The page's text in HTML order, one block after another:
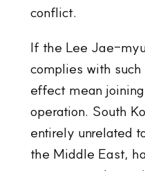
conflict.
If the Lee Jae-
complies with
effect mean
operation. South
entirely unrelated
the Middle East,